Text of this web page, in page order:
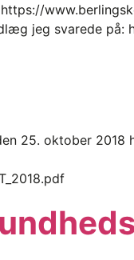
jeg svarede på:
25. oktober 2018